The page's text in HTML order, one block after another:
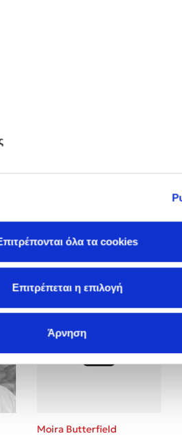
όλα τα cookies
Επιτρέπεται η επιλογή
Άρνηση
Mo Hayder
Moira Butterfield